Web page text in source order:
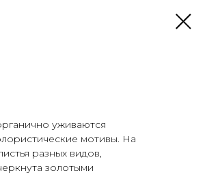
уживаются
мотивы. На
разных видов,
золотыми